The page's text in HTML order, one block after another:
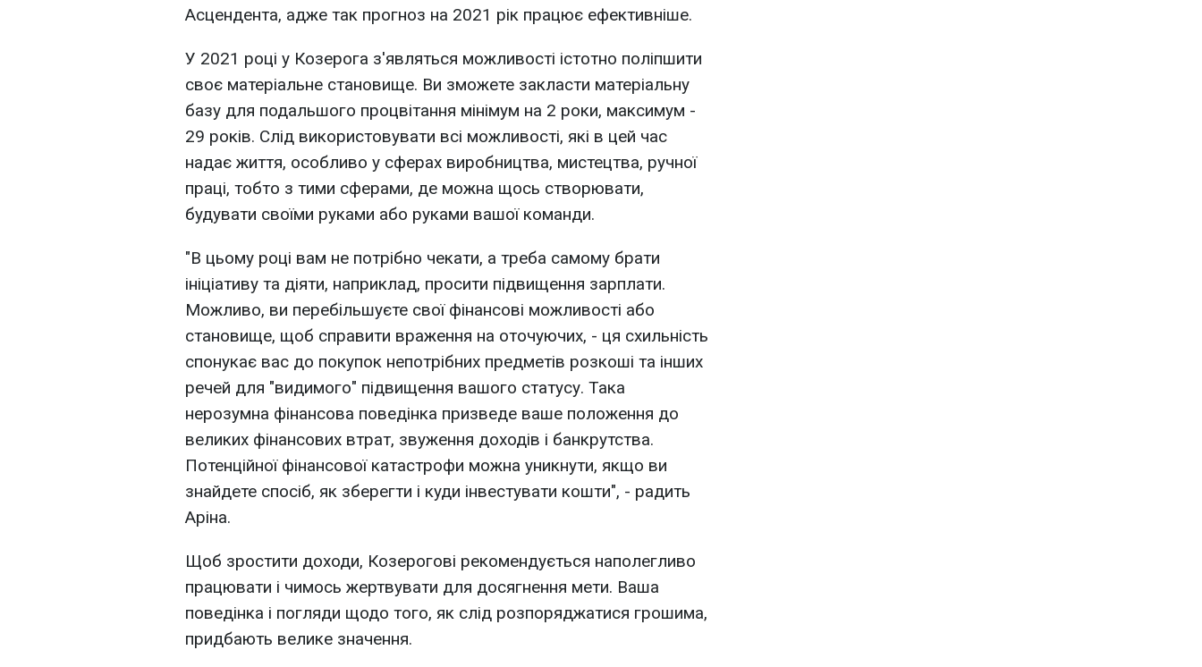
Асцендента, адже так прогноз на 2021 рік працює ефективніше.
У 2021 році у Козерога з'являться можливості істотно поліпшити
своє матеріальне становище. Ви зможете закласти матеріальну
базу для подальшого процвітання мінімум на 2 роки, максимум -
29 років. Слід використовувати всі можливості, які в цей час
надає життя, особливо у сферах виробництва, мистецтва, ручної
праці, тобто з тими сферами, де можна щось створювати,
будувати своїми руками або руками вашої команди.
"В цьому році вам не потрібно чекати, а треба самому брати
ініціативу та діяти, наприклад, просити підвищення зарплати.
Можливо, ви перебільшуєте свої фінансові можливості або
становище, щоб справити враження на оточуючих, - ця схильність
спонукає вас до покупок непотрібних предметів розкоші та інших
речей для "видимого" підвищення вашого статусу. Така
нерозумна фінансова поведінка призведе ваше положення до
великих фінансових втрат, звуження доходів і банкрутства.
Потенційної фінансової катастрофи можна уникнути, якщо ви
знайдете спосіб, як зберегти і куди інвестувати кошти", - радить
Аріна.
Щоб зростити доходи, Козерогові рекомендується наполегливо
працювати і чимось жертвувати для досягнення мети. Ваша
поведінка і погляди щодо того, як слід розпоряджатися грошима,
придбають велике значення.